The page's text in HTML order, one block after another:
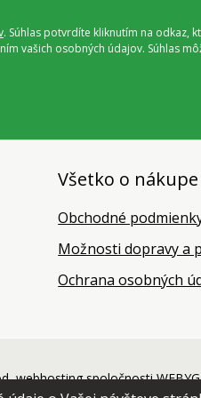
. Súhlas potvrdíte kliknutím na odkaz,
vašich osobných údajov. Súhlas
Všetko o nákupe
Obchodné
Možnosti dopravy a
Ochrana osobných
,webhostingspoločnosti